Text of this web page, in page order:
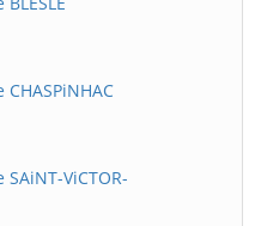
ViCTOR-